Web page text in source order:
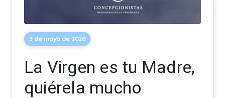
3 de mayo de 2026
La Virgen es tu Madre,
quiérela mucho